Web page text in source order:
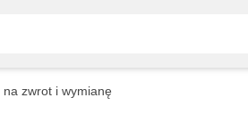
na zwrot i wymianę